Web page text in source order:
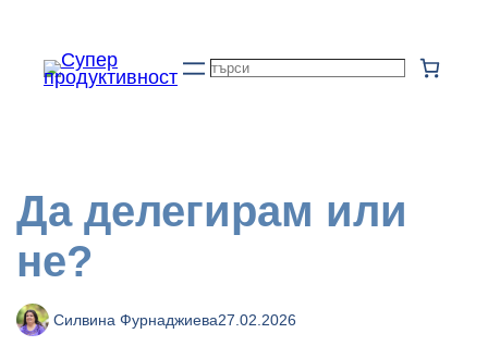
Търсене
Да делегирам или
не?
Силвина Фурнаджиева27.02.2026